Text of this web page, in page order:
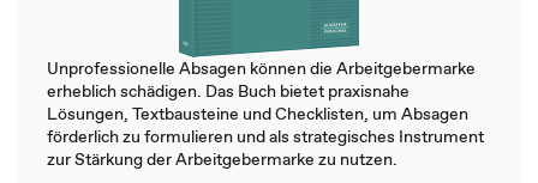
Unprofessionelle Absagen können die Arbeitgebermarke
erheblich schädigen. Das Buch bietet praxisnahe
Lösungen, Textbausteine und Checklisten, um Absagen
förderlich zu formulieren und als strategisches Instrument
zur Stärkung der Arbeitgebermarke zu nutzen.